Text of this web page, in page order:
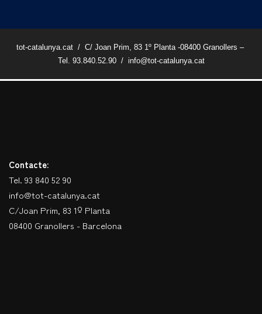
tot-catalunya.cat / C/ Joan Prim, 83 1º Planta -08400 Granollers –
Tel. 93.840.52.90 / info@tot-catalunya.cat
Contacte:
Tel. 93 840 52 90
info@tot-catalunya.cat
C/Joan Prim, 83 1º Planta
08400 Granollers - Barcelona